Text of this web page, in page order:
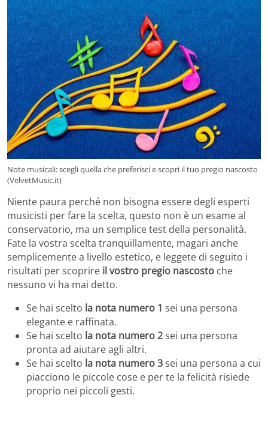
Note musicali: scegli quella che preferisci e scopri il tuo pregio nascosto
(VelvetMusic.it)
Niente paura perché non bisogna essere degli esperti
musicisti per fare la scelta, questo non è un esame al
conservatorio, ma un semplice test della personalità.
Fate la vostra scelta tranquillamente, magari anche
semplicemente a livello estetico, e leggete di seguito i
risultati per scoprire il vostro pregio nascosto che
nessuno vi ha mai detto.
Se hai scelto la nota numero 1 sei una persona
elegante e raffinata.
Se hai scelto la nota numero 2sei una persona
pronta ad aiutare agli altri.
Se hai scelto la nota numero 3sei una persona a cui
piacciono le piccole cose e per te la felicità risiede
proprio nei piccoli gesti.